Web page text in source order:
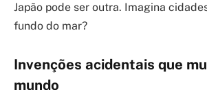
Japão pode ser outra. Imagina
fundo do mar?
Invenções acidentais que
mundo